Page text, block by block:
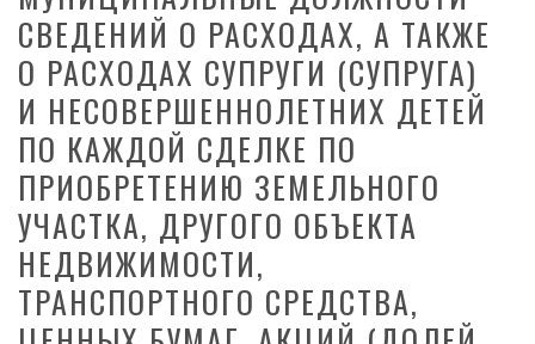
СВЕДЕНИЙ О РАСХОДАХ, А ТАКЖЕ
О РАСХОДАХ СУПРУГИ (СУПРУГА)
И НЕСОВЕРШЕННОЛЕТНИХ ДЕТЕЙ
ПО КАЖДОЙ СДЕЛКЕ ПО
ПРИОБРЕТЕНИЮ ЗЕМЕЛЬНОГО
УЧАСТКА, ДРУГОГО ОБЪЕКТА
НЕДВИЖИМОСТИ,
ТРАНСПОРТНОГО СРЕДСТВА,